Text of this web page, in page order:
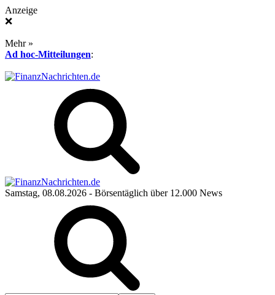
Anzeige
❌
Mehr »
Ad hoc-Mitteilungen:
Samstag, 08.08.2026 - Börsentäglich über 12.000 News